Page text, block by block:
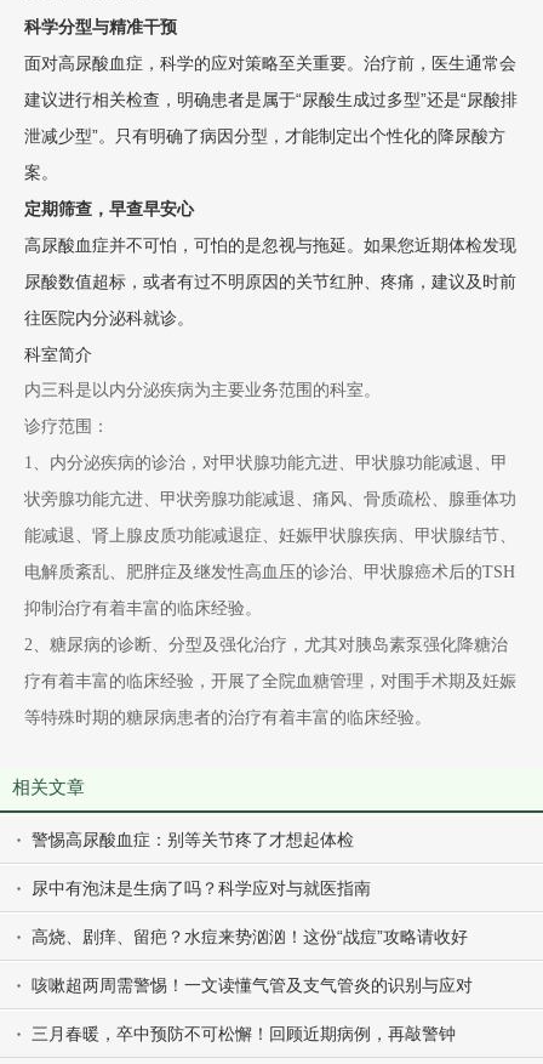
科学分型与精准干预
面对高尿酸血症，科学的应对策略至关重要。治疗前，医生通常会
建议进行相关检查，明确患者是属于“尿酸生成过多型”还是“尿酸排
泄减少型”。只有明确了病因分型，才能制定出个性化的降尿酸方
案。
定期筛查，早查早安心
高尿酸血症并不可怕，可怕的是忽视与拖延。如果您近期体检发现
尿酸数值超标，或者有过不明原因的关节红肿、疼痛，建议及时前
往医院内分泌科就诊。
科室简介
内三科是以内分泌疾病为主要业务范围的科室。
诊疗范围：
1、内分泌疾病的诊治，对甲状腺功能亢进、甲状腺功能减退、甲
状旁腺功能亢进、甲状旁腺功能减退、痛风、骨质疏松、腺垂体功
能减退、肾上腺皮质功能减退症、妊娠甲状腺疾病、甲状腺结节、
电解质紊乱、肥胖症及继发性高血压的诊治、甲状腺癌术后的TSH
抑制治疗有着丰富的临床经验。
2、糖尿病的诊断、分型及强化治疗，尤其对胰岛素泵强化降糖治
疗有着丰富的临床经验，开展了全院血糖管理，对围手术期及妊娠
等特殊时期的糖尿病患者的治疗有着丰富的临床经验。
相关文章
警惕高尿酸血症：别等关节疼了才想起体检
尿中有泡沫是生病了吗？科学应对与就医指南
高烧、剧痒、留疤？水痘来势汹汹！这份“战痘”攻略请收好
咳嗽超两周需警惕！一文读懂气管及支气管炎的识别与应对
三月春暖，卒中预防不可松懈！回顾近期病例，再敲警钟